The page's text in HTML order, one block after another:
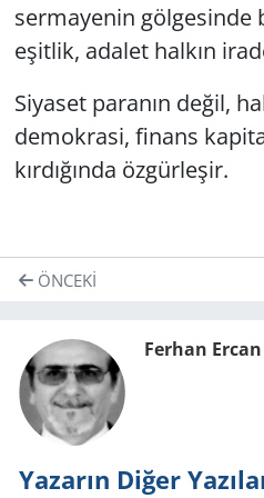
sermayenin gölgesinde
eşitlik, adalet halkın
Siyaset paranın değil,
demokrasi, finans
kırdığında özgürleşir.
ÖNCEKI
Ferhan Ercan
Yazarın Diğer